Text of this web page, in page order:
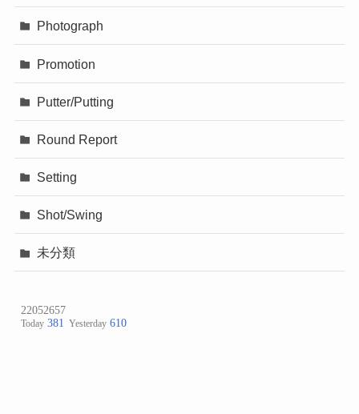
Photograph
Promotion
Putter/Putting
Round Report
Setting
Shot/Swing
未分類